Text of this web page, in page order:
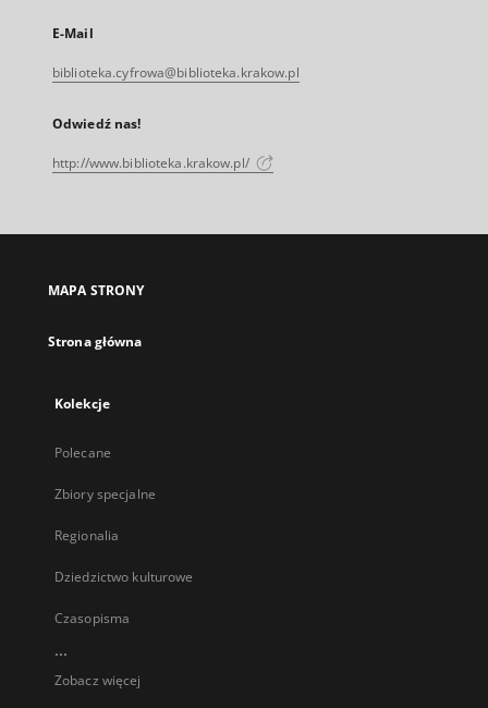
E-Mail
biblioteka.cyfrowa@biblioteka.krakow.pl
Odwiedź nas!
http://www.biblioteka.krakow.pl/
MAPA STRONY
Strona główna
Kolekcje
Polecane
Zbiory specjalne
Regionalia
Dziedzictwo kulturowe
Czasopisma
...
Zobacz więcej